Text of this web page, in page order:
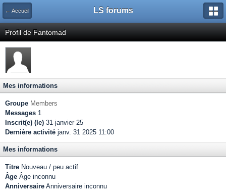
← Accueil LS forums
Profil de Fantomad
Mes informations
Groupe Members
Messages 1
Inscrit(e) (le) 31-janvier 25
Dernière activité janv. 31 2025 11:00
Mes informations
Titre Nouveau / peu actif
Âge Âge inconnu
Anniversaire Anniversaire inconnu